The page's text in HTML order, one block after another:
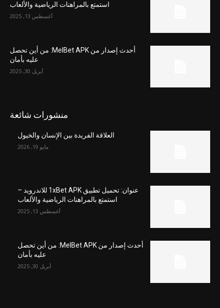
استمتع بالمراهنات الرياضية والألعاب
أغسطس 13, 2025
أحدث إصدار من MelBet APK: من أين تحصل
عليه بأمان
أبريل 30, 2025
منشورات شائعة
العلاقة الفريدة بين الإنسان والخيول
مايو 19, 2026
عنوان: تحميل تطبيق 1xBet APK للاندرويد –
استمتع بالمراهنات الرياضية والألعاب
أغسطس 13, 2025
أحدث إصدار من MelBet APK: من أين تحصل
عليه بأمان
أبريل 30, 2025